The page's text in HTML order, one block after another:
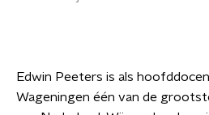
Edwin Peeters is als
Wageningen één van de